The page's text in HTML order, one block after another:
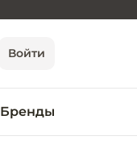
Войти
Бренды